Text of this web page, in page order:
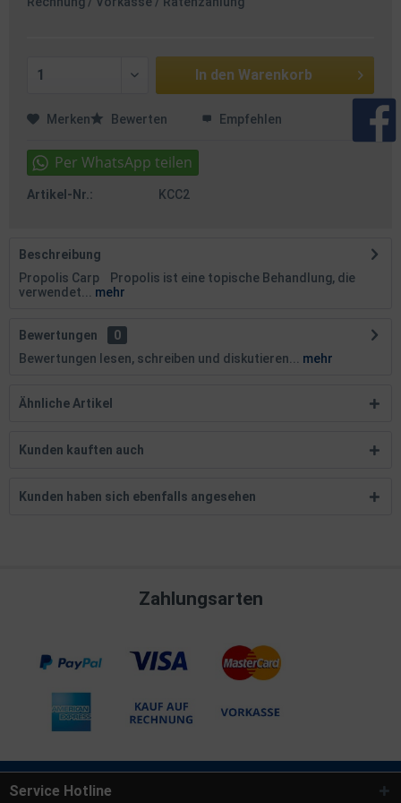
In den Warenkorb
Merken Bewerten Empfehlen
Artikel-Nr.: KCC2
Beschreibung
Propolis Carp Propolis ist eine topische Behandlung, die
verwendet...
mehr
Bewertungen
0
Bewertungen lesen, schreiben und diskutieren...
mehr
Ähnliche Artikel
Kunden kauften auch
Kunden haben sich ebenfalls angesehen
Zahlungsarten
Service Hotline